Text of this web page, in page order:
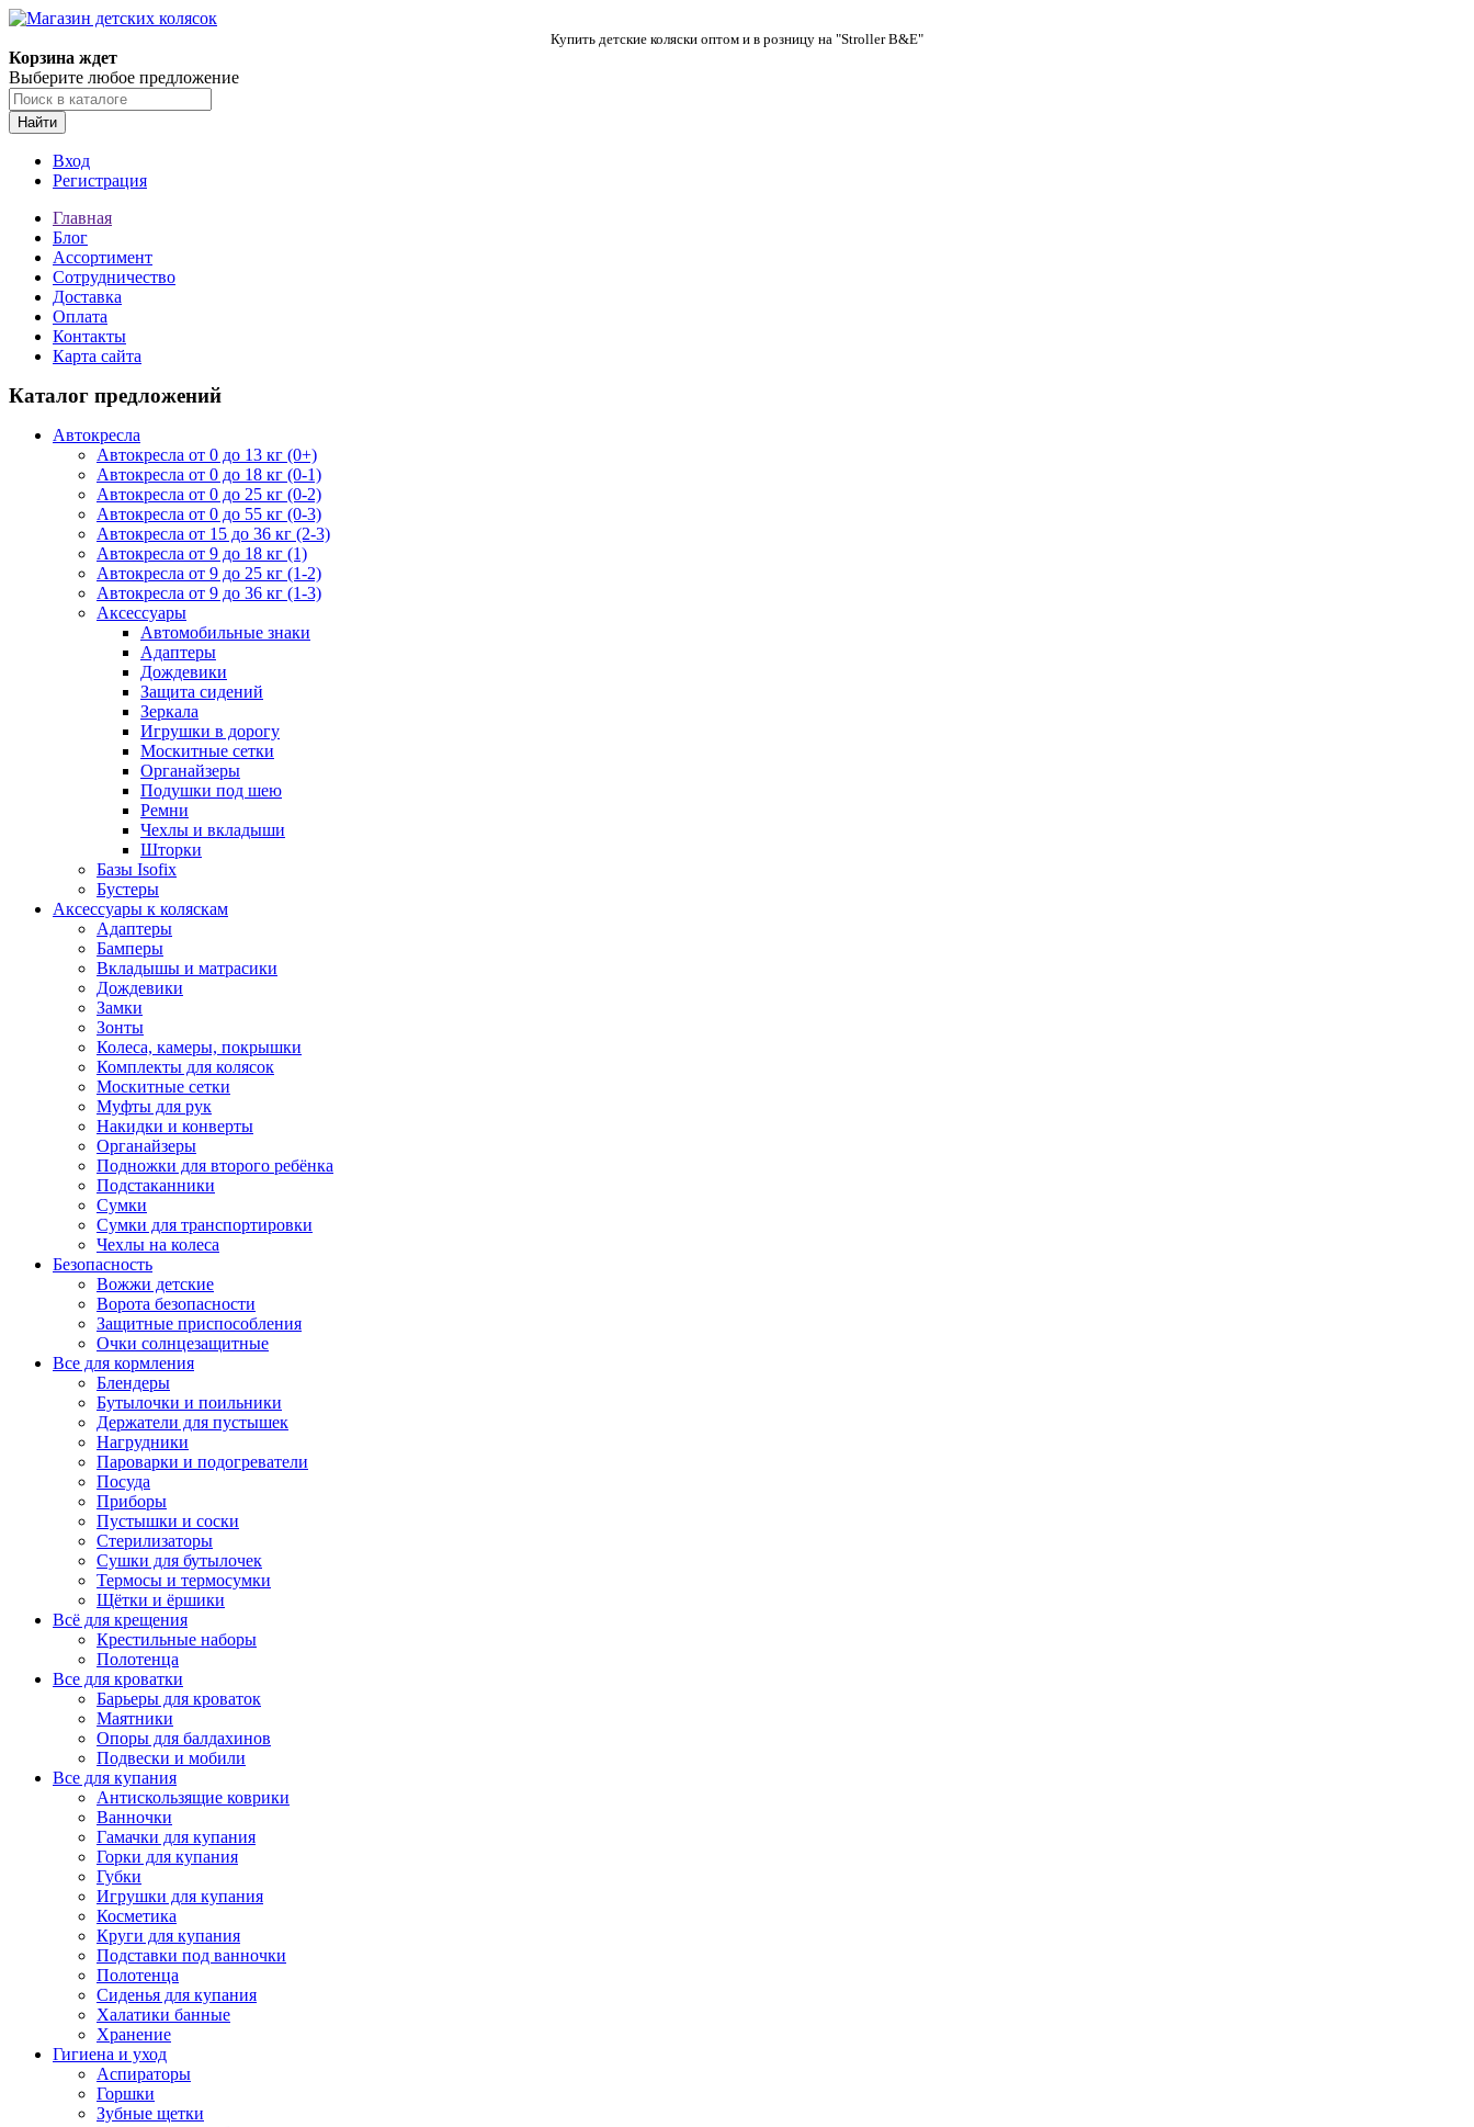
Купить детские коляски оптом и в розницу на "Stroller B&E"
Корзина ждет
Выберите любое предложение
Найти
Вход
Регистрация
Главная
Блог
Ассортимент
Сотрудничество
Доставка
Оплата
Контакты
Карта сайта
Каталог предложений
Автокресла
Автокресла от 0 до 13 кг (0+)
Автокресла от 0 до 18 кг (0-1)
Автокресла от 0 до 25 кг (0-2)
Автокресла от 0 до 55 кг (0-3)
Автокресла от 15 до 36 кг (2-3)
Автокресла от 9 до 18 кг (1)
Автокресла от 9 до 25 кг (1-2)
Автокресла от 9 до 36 кг (1-3)
Аксессуары
Автомобильные знаки
Адаптеры
Дождевики
Защита сидений
Зеркала
Игрушки в дорогу
Москитные сетки
Органайзеры
Подушки под шею
Ремни
Чехлы и вкладыши
Шторки
Базы Isofix
Бустеры
Аксессуары к коляскам
Адаптеры
Бамперы
Вкладышы и матрасики
Дождевики
Замки
Зонты
Колеса, камеры, покрышки
Комплекты для колясок
Москитные сетки
Муфты для рук
Накидки и конверты
Органайзеры
Подножки для второго ребёнка
Подстаканники
Сумки
Сумки для транспортировки
Чехлы на колеса
Безопасность
Вожжи детские
Ворота безопасности
Защитные приспособления
Очки солнцезащитные
Все для кормления
Блендеры
Бутылочки и поильники
Держатели для пустышек
Нагрудники
Пароварки и подогреватели
Посуда
Приборы
Пустышки и соски
Стерилизаторы
Сушки для бутылочек
Термосы и термосумки
Щётки и ёршики
Всё для крещения
Крестильные наборы
Полотенца
Все для кроватки
Барьеры для кроваток
Маятники
Опоры для балдахинов
Подвески и мобили
Все для купания
Антискользящие коврики
Ванночки
Гамачки для купания
Горки для купания
Губки
Игрушки для купания
Косметика
Круги для купания
Подставки под ванночки
Полотенца
Сиденья для купания
Халатики банные
Хранение
Гигиена и уход
Аспираторы
Горшки
Зубные щетки